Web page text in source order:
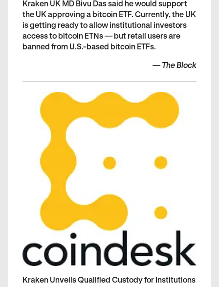
Kraken UK MD Bivu Das said he would support
the UK approving a bitcoin ETF. Currently, the UK
is getting ready to allow institutional investors
access to bitcoin ETNs — but retail users are
banned from U.S.-based bitcoin ETFs.
— The Block
Kraken Unveils Qualified Custody for Institutions